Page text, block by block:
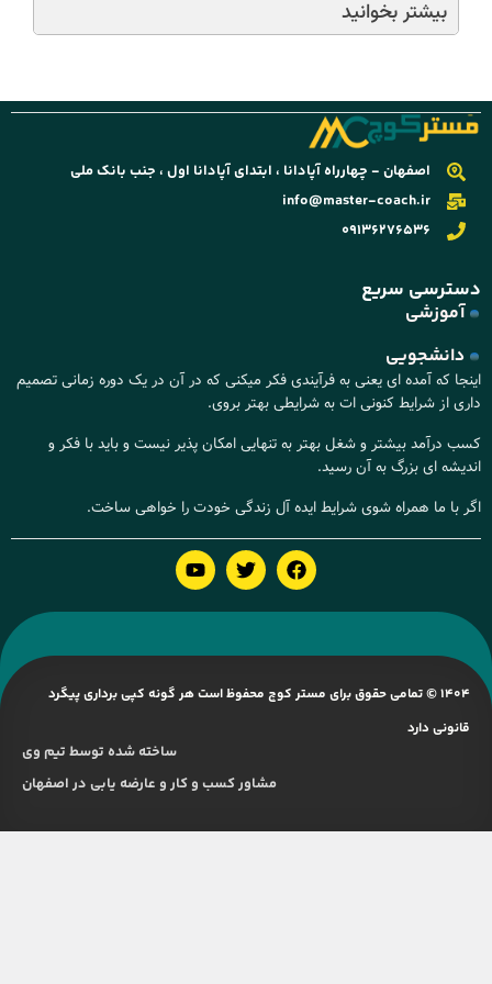
بیشتر بخوانید
اصفهان - چهارراه آپادانا ، ابتدای آپادانا اول ، جنب بانک ملی
info@master-coach.ir
09136276536
سریع
آموزشی
دانشجویی
که آمده ای یعنی به فرآیندی فکر میکنی که در آن در یک دوره زمانی تصمیم
از شرایط کنونی ات به شرایطی بهتر بروی.
درآمد بیشتر و شغل بهتر به تنهایی امکان پذیر نیست و باید با فکر و
ای بزرگ به آن رسید.
با ما همراه شوی شرایط ایده آل زندگی خودت را خواهی ساخت.
1404 © تمامی حقوق برای مستر کوچ محفوظ است هر گونه کپی برداری پیگرد
قانونی دارد
ساخته شده توسط تیم وی
مشاور کسب و کار و عارضه یابی در اصفهان